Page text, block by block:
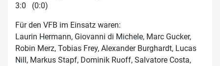
3:0 (0:0)
Für den VFB im Einsatz waren:
Laurin Hermann, Giovanni di Michele, Marc Gucker,
Robin Merz, Tobias Frey, Alexander Burghardt, Lucas
Nill, Markus Stapf, Dominik Ruoff, Salvatore Costa,